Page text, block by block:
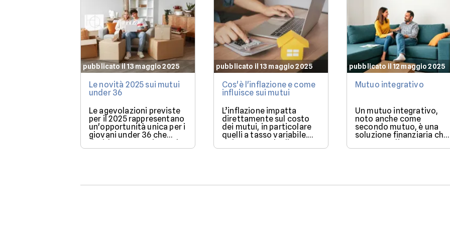
pubblicato il 13 maggio 2025
Le novità 2025 sui mutui
under 36
Le agevolazioni previste
per il 2025 rappresentano
un'opportunità unica per i
giovani under 36 che
desiderano acquistare la
loro prima casa.
pubblicato il 13 maggio 2025
Cos'è l'inflazione e come
influisce sui mutui
L’inflazione impatta
direttamente sul costo
dei mutui, in particolare
quelli a tasso variabile.
Nel 2025, con la discesa
dei tassi BCE, il mercato
una casa.
pubblicato il 12 maggio 2025
Mutuo integrativo
Un mutuo integrativo,
noto anche come
secondo mutuo, è una
soluzione finanziaria che
consente di ottenere
ulteriore liquidità